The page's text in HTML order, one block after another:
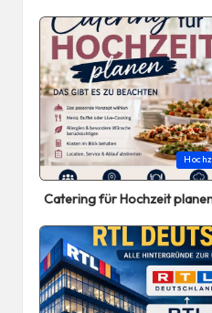
Posted
in
Catering für Hochzeit